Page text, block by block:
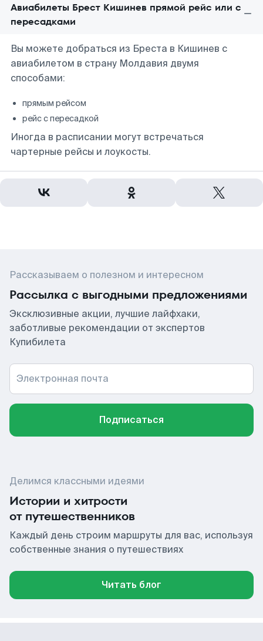
Авиабилеты Брест Кишинев прямой рейс или с
пересадками
Вы можете добраться из Бреста в Кишинев с
авиабилетом в страну Молдавия двумя
способами:
прямым рейсом
рейс с пересадкой
Иногда в расписании могут встречаться
чартерные рейсы и лоукосты.
Рассказываем о полезном и интересном
Рассылка с выгодными предложениями
Эксклюзивные акции, лучшие лайфхаки,
заботливые рекомендации от экспертов
Купибилета
Электронная почта
Подписаться
Делимся классными идеями
Истории и хитрости
от путешественников
Каждый день строим маршруты для вас, используя
собственные знания о путешествиях
Читать блог